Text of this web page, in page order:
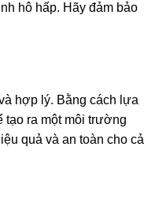
hô hấp. Hãy đảm bảo
hợp lý. Bằng cách lựa
tạo ra một môi trường
quả và an toàn cho cả